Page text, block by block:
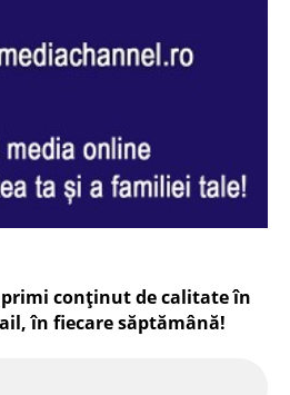
conținut de calitate în
în fiecaresăptămână!